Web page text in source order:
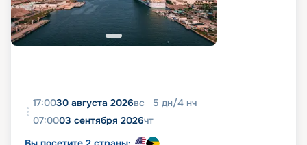
17:0030 августа 2026вс 5 дн/4 нч
07:0003 сентября 2026чт